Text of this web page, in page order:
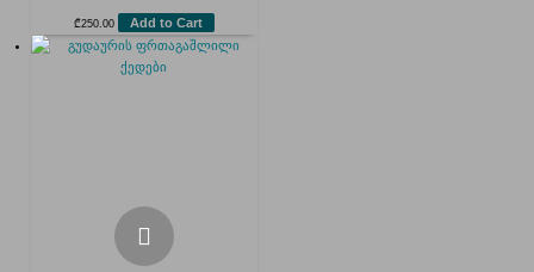
₾250.00 Add to Cart